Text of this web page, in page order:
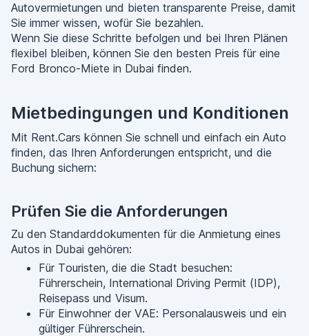
Autovermietungen und bieten transparente Preise, damit
Sie immer wissen, wofür Sie bezahlen.
Wenn Sie diese Schritte befolgen und bei Ihren Plänen
flexibel bleiben, können Sie den besten Preis für eine
Ford Bronco-Miete in Dubai finden.
Mietbedingungen und Konditionen
Mit Rent.Cars können Sie schnell und einfach ein Auto
finden, das Ihren Anforderungen entspricht, und die
Buchung sichern:
Prüfen Sie die Anforderungen
Zu den Standarddokumenten für die Anmietung eines
Autos in Dubai gehören:
Für Touristen, die die Stadt besuchen:
Führerschein, International Driving Permit (IDP),
Reisepass und Visum.
Für Einwohner der VAE: Personalausweis und ein
gültiger Führerschein.